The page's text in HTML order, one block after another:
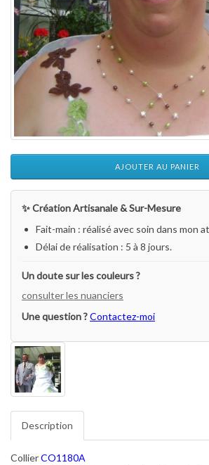
AJOUTER AU PANIER
✨ Création Artisanale & Sur-Mesure
Fait-main : réalisé avec soin dans mon
Délai de réalisation : 5 à 8 jours.
Un doute sur les couleurs ?
consulter les nuanciers
Une question ?Contactez-moi
Description
CollierCO1180A